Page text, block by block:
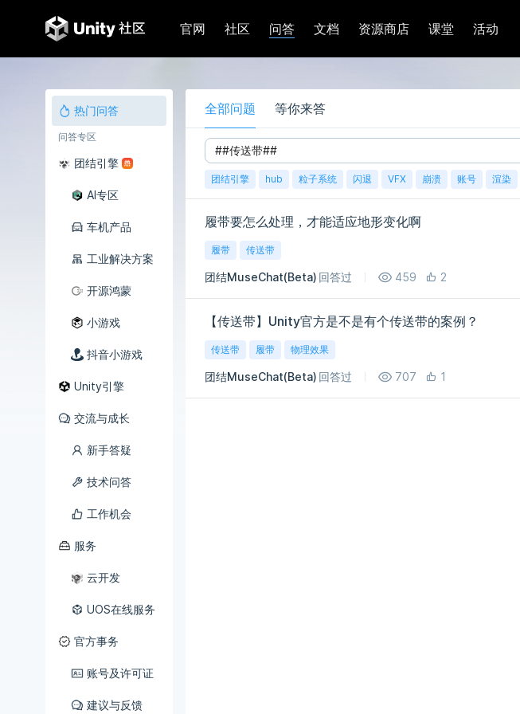
官网 社区 问答 文档 资源商店 课堂 活动
热门问答
问答专区
团结引擎
AI专区
车机产品
工业解决方案
开源鸿蒙
小游戏
抖音小游戏
Unity引擎
交流与成长
新手答疑
技术问答
工作机会
服务
云开发
UOS在线服务
官方事务
账号及许可证
建议与反馈
全部问题 等你来答
团结引擎 hub 粒子系统 闪退 VFX 崩溃 账号 渲染
履带要怎么处理，才能适应地形变化啊
履带 传送带
团结MuseChat(Beta) 回答过 459 2
【传送带】Unity官方是不是有个传送带的案例？
传送带 履带 物理效果
团结MuseChat(Beta) 回答过 707 1